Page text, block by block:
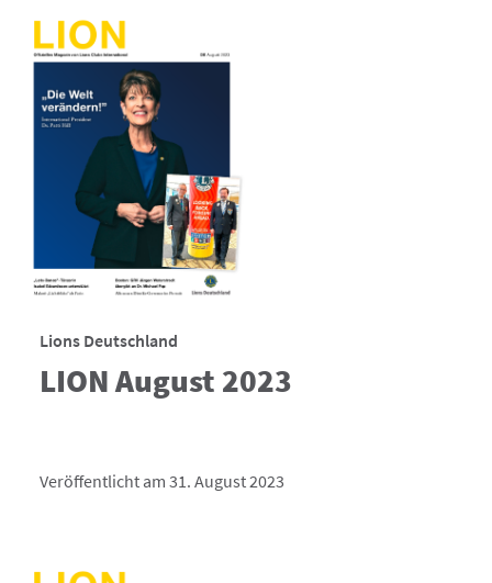
Lions Deutschland
LION August 2023
Veröffentlicht am 31. August 2023